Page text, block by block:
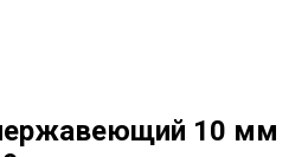
10 мм